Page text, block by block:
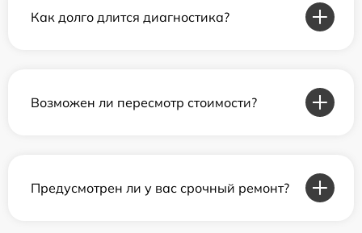
Как долго длится диагностика?
Возможен ли пересмотр стоимости?
Предусмотрен ли у вас срочный ремонт?